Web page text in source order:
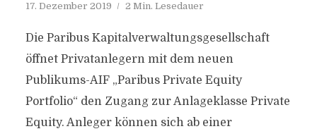
17. Dezember 2019 2 Min. Lesedauer
Die Paribus Kapitalverwaltungsgesellschaft
öffnet Privatanlegern mit dem neuen
Publikums-AIF „Paribus Private Equity
Portfolio“ den Zugang zur Anlageklasse Private
Equity. Anleger können sich ab einer